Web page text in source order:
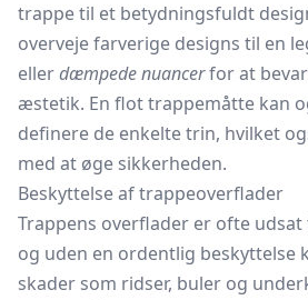
trappe til et betydningsfuldt
overveje farverige designs til en
ellerdæmpede nuancerfor at
æstetik. En flot trappemåtte kan
definere de enkelte trin, hvilket
med at øge sikkerheden.
Beskyttelse af trappeoverflader
Trappens overflader er ofte
og uden en ordentlig beskyttelse
skader som ridser, buler og